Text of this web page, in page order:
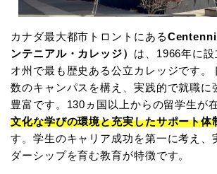
カナダ最大都市トロントにある
ンテニアル・カレッジ） は、1966年に
オ州で最も歴史ある公立カレッジです。
数のキャンパスを構え、実践的で就職に
豊富です。130ヵ国以上からの留学生が
文化な学びの環境と充実したサポート体
す。学生のキャリア成功を第一に考え、
ダーシップを育む教育が特徴です。